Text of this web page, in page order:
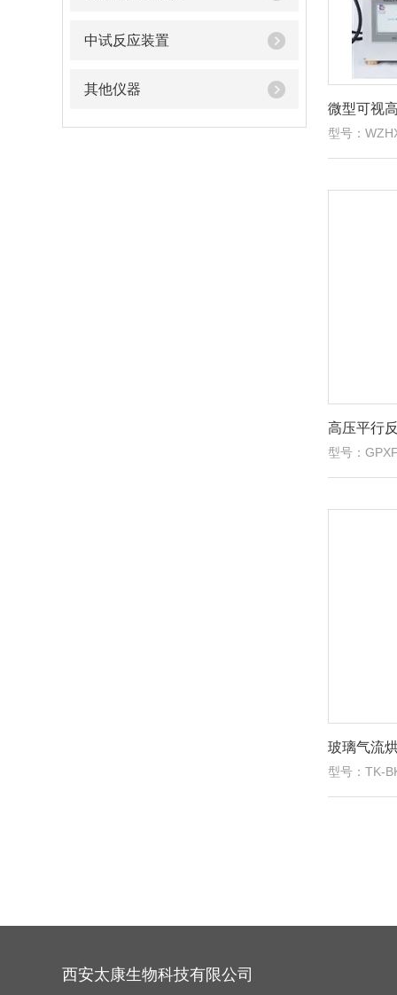
中试反应装置
其他仪器
微型可视
型号：
高压平行
型号：
玻璃气流
型号：TK-
西安太康生物科技有限公司